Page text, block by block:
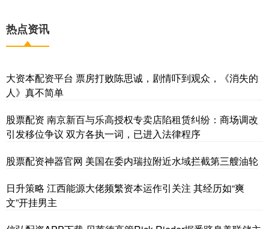
热点资讯
大资本配资平台 票房打败陈思诚，剧情吓到观众，《消失的
人》真不简单
股票配资 南京新百与乐高授权专卖店陷租赁纠纷：商场调改
引发移位争议 双方各执一词，已进入法律程序
股票配资神器官网 美国在委内瑞拉附近水域拦截第三艘油轮
日升策略 江西能源大佬频繁资本运作引关注 其经历如“爽
文”开挂男主